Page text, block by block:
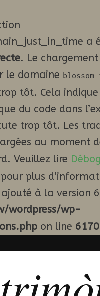
a
. Le
le domaine
tôt. Cela indique
du code dans
trop tôt. Les
au moment
Veuillez lire
plus
à la version
wordpress/wp-
on line 6170